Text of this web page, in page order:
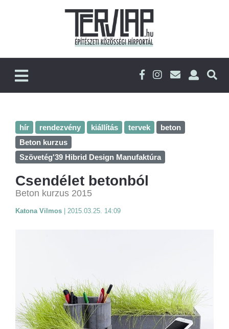
hír rendezvény kiállítás tervek
beton
Beton kurzus
Szövetég'39 Hibrid Design Manufaktúra
Csendélet betonból
Beton kurzus 2015
Katona Vilmos 2015.03.25. 14:09